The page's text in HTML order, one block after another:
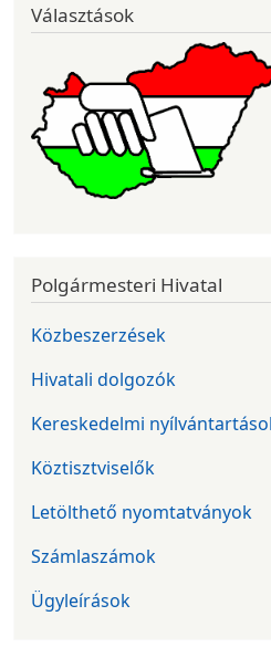
Választások
Polgármesteri Hivatal
Közbeszerzések
Hivatali dolgozók
Kereskedelmi
Köztisztviselők
Letölthető nyomtatványok
Számlaszámok
Ügyleírások